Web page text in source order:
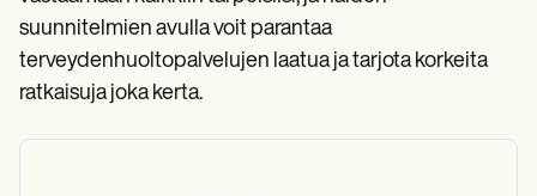
suunnitelmien avulla voit parantaa
terveydenhuoltopalvelujen laatua ja tarjota korkeita
ratkaisuja joka kerta.